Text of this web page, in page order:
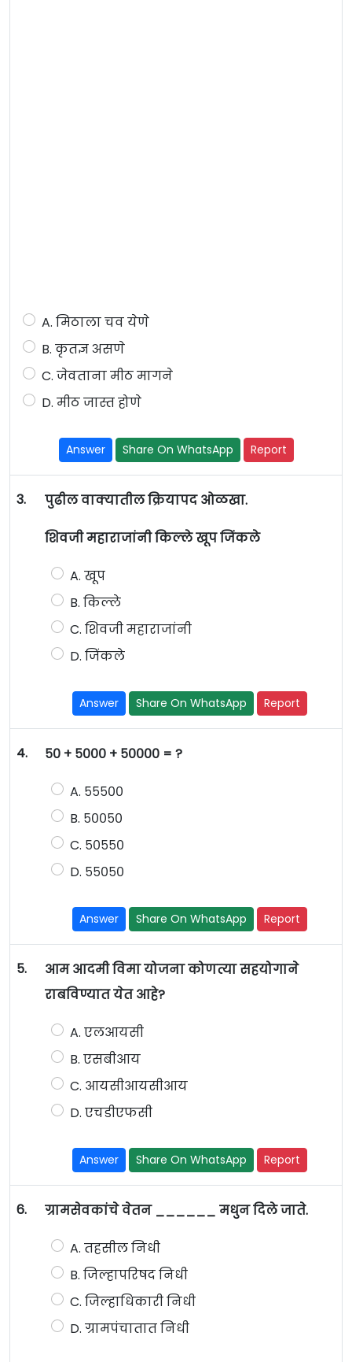
A. मिठाला चव येणे
B. कृतज्ञ असणे
C. जेवताना मीठ मागने
D. मीठ जास्त होणे
Answer Share On WhatsApp Report
3. पुढील वाक्यातील क्रियापद ओळखा.
शिवजी महाराजांनी किल्ले खूप जिंकले
A. खूप
B. किल्ले
C. शिवजी महाराजांनी
D. जिंकले
Answer Share On WhatsApp Report
4. ५० + ५००० + ५०००० = ?
A. ५५५००
B. ५००५०
C. ५०५५०
D. ५५०५०
Answer Share On WhatsApp Report
5.
आम आदमी विमा योजना कोणत्या सहयोगाने
राबविण्यात येत आहे?
A. एलआयसी
B. एसबीआय
C. आयसीआयसीआय
D. एचडीएफसी
Answer Share On WhatsApp Report
6. ग्रामसेवकांचे वेतन ______ मधुन दिले जाते.
A. तहसील निधी
B. जिल्हापरिषद निधी
C. जिल्हाधिकारी निधी
D. ग्रामपंचातात निधी